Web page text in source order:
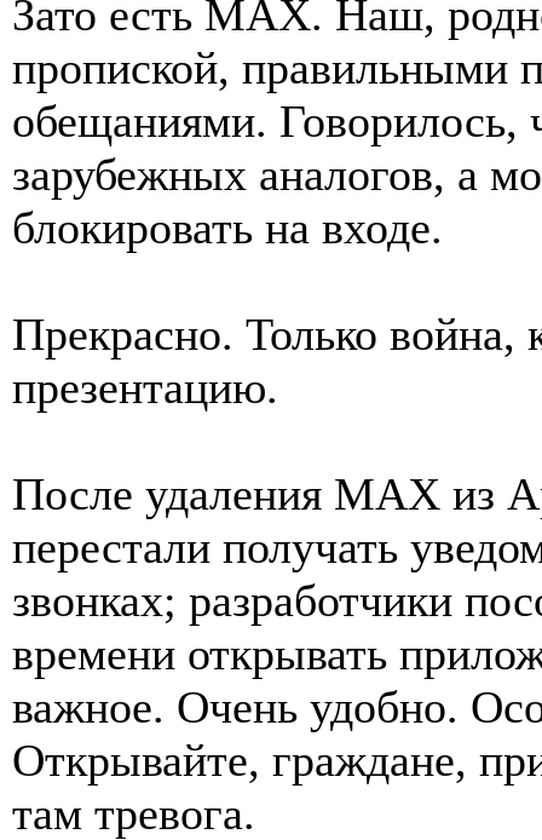
Зато есть MAX. Наш,
пропиской, правильными
обещаниями. Говорилось,
зарубежных аналогов, а
блокировать на входе.
Прекрасно. Только война,
презентацию.
После удаления MAX из
перестали получать
звонках; разработчики
времени открывать
важное. Очень удобно.
Открывайте, граждане,
там тревога.